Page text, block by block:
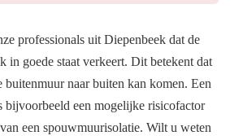
professionals uit Diepenbeek dat de
in goede staat verkeert. Dit betekent dat
buitenmuur naar buiten kan komen. Een
bijvoorbeeld een mogelijke risicofactor
een spouwmuurisolatie. Wilt u weten